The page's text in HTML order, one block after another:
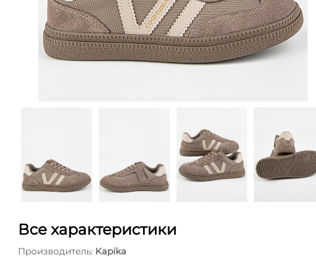
Все характеристики
Производитель: Kapika